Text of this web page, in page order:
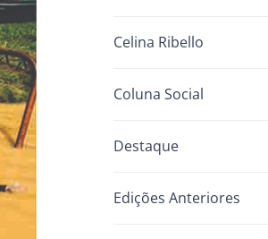
Celina Ribello
Coluna Social
Destaque
Edições Anteriores